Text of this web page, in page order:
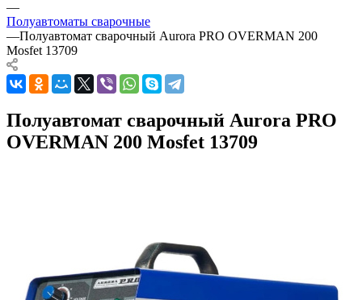
—
Полуавтоматы сварочные
—Полуавтомат сварочный Aurora PRO OVERMAN 200
Mosfet 13709
Полуавтомат сварочный Aurora PRO
OVERMAN 200 Mosfet 13709